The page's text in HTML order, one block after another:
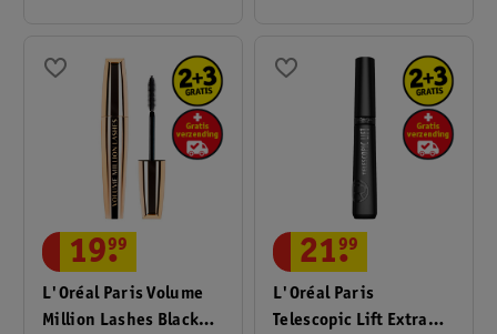
L'Oréal Paris Volume
Million Lashes Black
19.
99
L'Oréal Paris
Telescopic Lift Extra
21.
99